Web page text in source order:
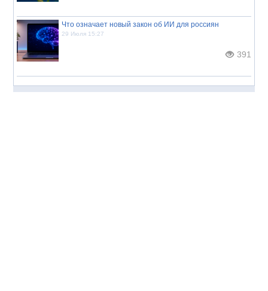
Что означает новый закон об ИИ для россиян
29 Июля 15:27
391